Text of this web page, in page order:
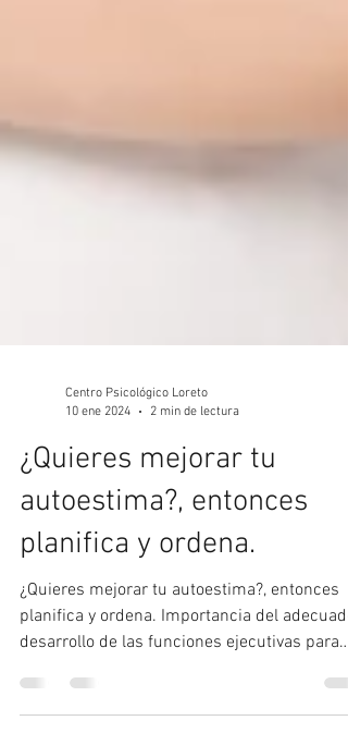
Centro Psicológico Loreto
10 ene 2024
2 min de lectura
¿Quieres mejorar tu
autoestima?, entonces
planifica y ordena.
planifica y ordena. Importancia del adecuado
desarrollo de las funciones ejecutivas para